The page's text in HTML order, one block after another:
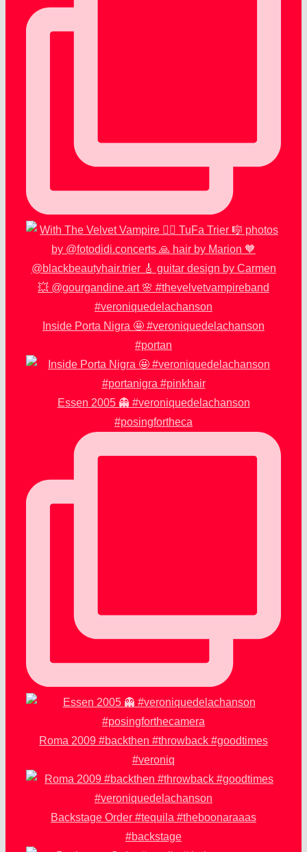
Inside Porta Nigra 🤩 #veroniquedelachanson
#portan
Essen 2005 👻 #veroniquedelachanson
#posingfortheca
Roma 2009 #backthen #throwback #goodtimes
#veroniq
Backstage Order #tequila #theboonaraaas
#backstage